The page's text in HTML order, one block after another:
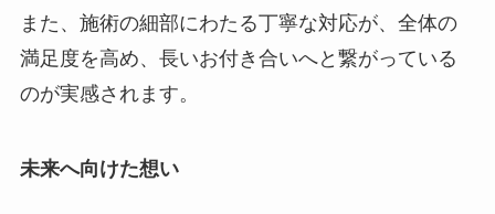
また、施術の細部にわたる丁寧な対応が、全体の
満足度を高め、長いお付き合いへと繋がっている
のが実感されます。
未来へ向けた想い